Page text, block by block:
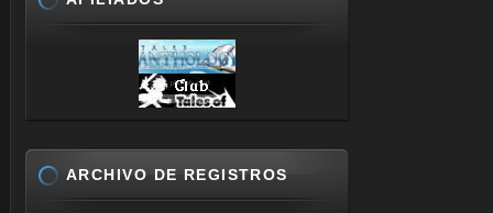
ARCHIVO DE REGISTROS